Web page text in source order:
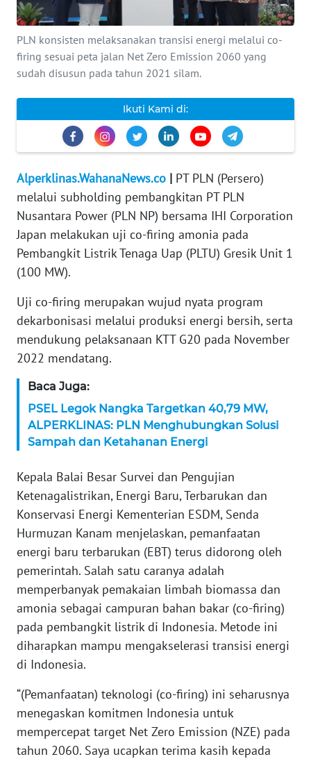
PLN konsisten melaksanakan transisi energi melalui co-
firing sesuai peta jalan Net Zero Emission 2060 yang
sudah disusun pada tahun 2021 silam.
Ikuti Kami di:
Alperklinas.WahanaNews.co | PT PLN (Persero)
melalui subholding pembangkitan PT PLN
Nusantara Power (PLN NP) bersama IHI Corporation
Japan melakukan uji co-firing amonia pada
Pembangkit Listrik Tenaga Uap (PLTU) Gresik Unit 1
(100 MW).
Uji co-firing merupakan wujud nyata program
dekarbonisasi melalui produksi energi bersih, serta
mendukung pelaksanaan KTT G20 pada November
2022 mendatang.
Baca Juga:
PSEL Legok Nangka Targetkan 40,79 MW,
ALPERKLINAS: PLN Menghubungkan Solusi
Sampah dan Ketahanan Energi
Kepala Balai Besar Survei dan Pengujian
Ketenagalistrikan, Energi Baru, Terbarukan dan
Konservasi Energi Kementerian ESDM, Senda
Hurmuzan Kanam menjelaskan, pemanfaatan
energi baru terbarukan (EBT) terus didorong oleh
pemerintah. Salah satu caranya adalah
memperbanyak pemakaian limbah biomassa dan
amonia sebagai campuran bahan bakar (co-firing)
pada pembangkit listrik di Indonesia. Metode ini
diharapkan mampu mengakselerasi transisi energi
di Indonesia.
“(Pemanfaatan) teknologi (co-firing) ini seharusnya
menegaskan komitmen Indonesia untuk
mempercepat target Net Zero Emission (NZE) pada
tahun 2060. Saya ucapkan terima kasih kepada
INFO
IKLAN
TENTANG
PEDOMAN
SIBER
REDAKSI
DISCLAIMER
Wahana
News
Regional
WN
WN
JAKARTA
JABAR
WN
BANTEN
WN
KEPRI
WN
WN
PAPUA
BARAT